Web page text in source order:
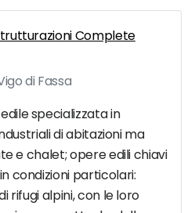
Complete
di Fassa
specializzata in
di abitazioni ma
e chalet; opere edili chiavi
condizioni particolari:
rifugi alpini, con le loro